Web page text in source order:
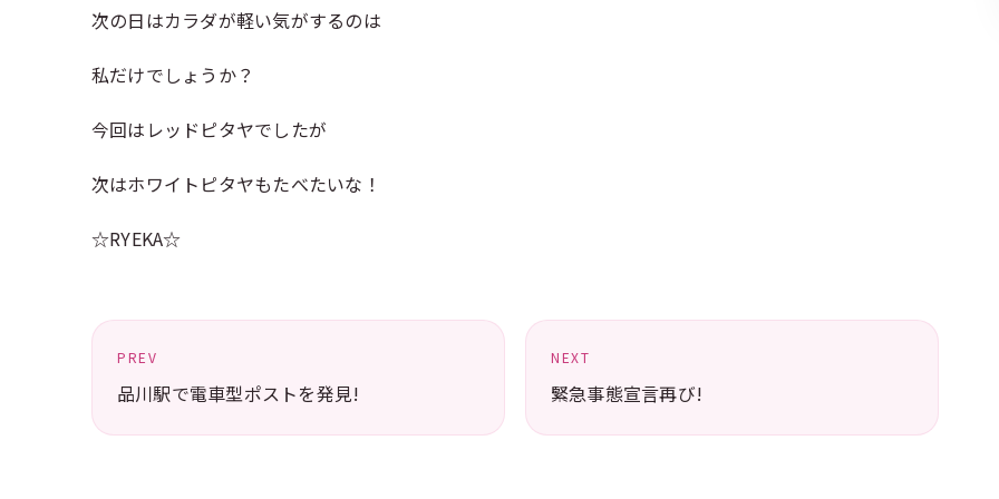
次の日はカラダが軽い気がするのは
私だけでしょうか？
今回はレッドピタヤでしたが
次はホワイトピタヤもたべたいな！
☆RYEKA☆
PREV
品川駅で電車型ポストを発見!
NEXT
緊急事態宣言再び!